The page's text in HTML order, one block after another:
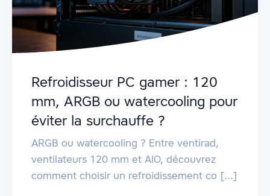
Refroidisseur PC gamer : 120
mm, ARGB ou watercooling pour
éviter la surchauffe ?
ARGB ou watercooling ? Entre ventirad,
ventilateurs 120 mm et AIO, découvrez
comment choisir un refroidissement co [...]